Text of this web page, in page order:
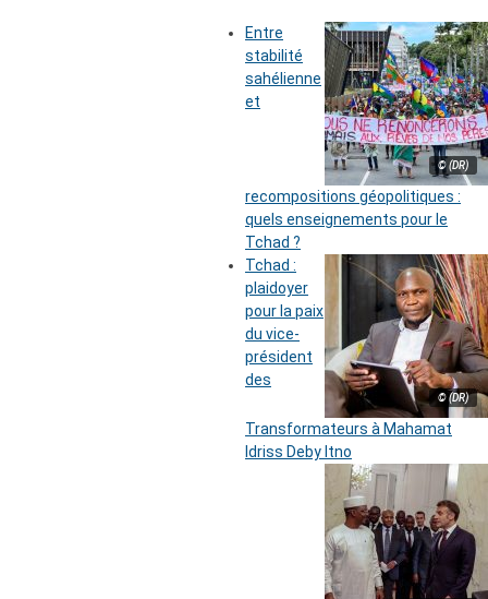
© (DR)
Entre
stabilité
sahélienne
et
recompositions géopolitiques :
quels enseignements pour le
Tchad ?
© (DR)
Tchad :
plaidoyer
pour la paix
du vice-
président
des
Transformateurs à Mahamat
Idriss Deby Itno